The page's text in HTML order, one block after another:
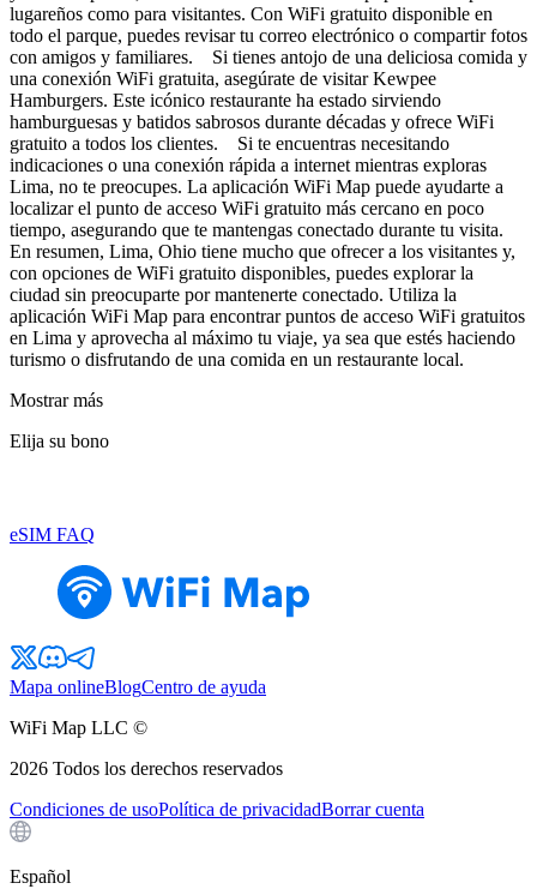
lugareños como para visitantes. Con WiFi gratuito disponible en
todo el parque, puedes revisar tu correo electrónico o compartir fotos
con amigos y familiares. Si tienes antojo de una deliciosa comida y
una conexión WiFi gratuita, asegúrate de visitar Kewpee
Hamburgers. Este icónico restaurante ha estado sirviendo
hamburguesas y batidos sabrosos durante décadas y ofrece WiFi
gratuito a todos los clientes. Si te encuentras necesitando
indicaciones o una conexión rápida a internet mientras exploras
Lima, no te preocupes. La aplicación WiFi Map puede ayudarte a
localizar el punto de acceso WiFi gratuito más cercano en poco
tiempo, asegurando que te mantengas conectado durante tu visita.
En resumen, Lima, Ohio tiene mucho que ofrecer a los visitantes y,
con opciones de WiFi gratuito disponibles, puedes explorar la
ciudad sin preocuparte por mantenerte conectado. Utiliza la
aplicación WiFi Map para encontrar puntos de acceso WiFi gratuitos
en Lima y aprovecha al máximo tu viaje, ya sea que estés haciendo
turismo o disfrutando de una comida en un restaurante local.
Mostrar más
Elija su bono
eSIM FAQ
Mapa onlineBlogCentro de ayuda
WiFi Map LLC ©
2026 Todos los derechos reservados
Condiciones de usoPolítica de privacidadBorrar cuenta
Español